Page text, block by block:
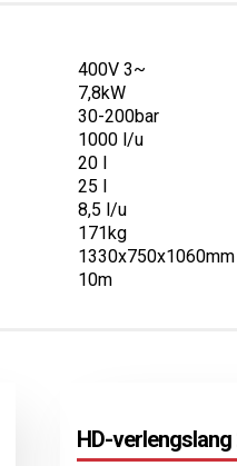
400V 3~
7,8kW
30-200bar
1000 l/u
20 l
25 l
8,5 l/u
171kg
1330x750x1060mm
10m
HD-verlengslang